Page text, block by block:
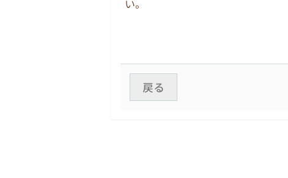
話やファックスによる問い合わ
い。
戻る